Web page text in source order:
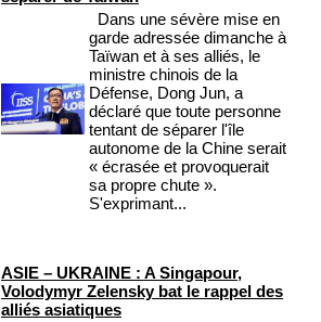
Dans une sévère mise en
garde adressée dimanche à
Taïwan et à ses alliés, le
ministre chinois de la
Défense, Dong Jun, a
déclaré que toute personne
tentant de séparer l'île
autonome de la Chine serait
« écrasée et provoquerait
sa propre chute ».
S'exprimant...
ASIE – UKRAINE : A Singapour,
Volodymyr Zelensky bat le rappel des
alliés asiatiques